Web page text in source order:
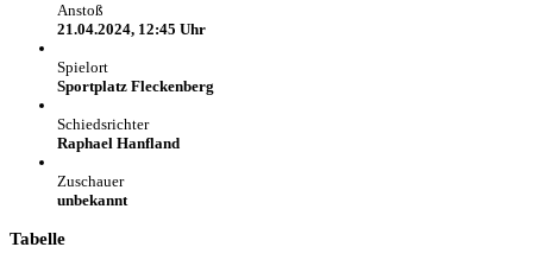
Anstoß
21.04.2024, 12:45 Uhr
Spielort
Sportplatz Fleckenberg
Schiedsrichter
Raphael Hanfland
Zuschauer
unbekannt
Tabelle